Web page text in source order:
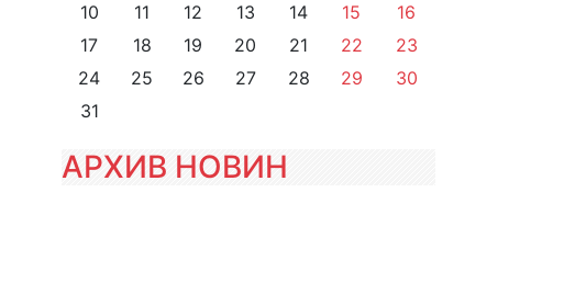
10
11 12 13 14 15
16
17
18 19 20 21 22
23
24
25 26 27 28 29
30
31
АРХИВ НОВИН